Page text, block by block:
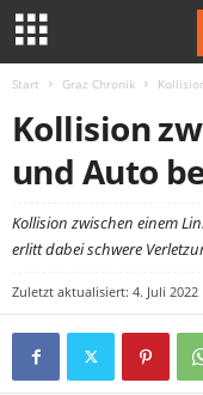
Start Graz Chronik
Kollision
und Auto
Kollision zwischen einem
erlitt dabei schwere
Zuletzt aktualisiert: 4. Juli 2022